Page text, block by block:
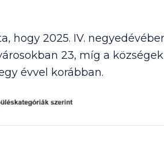
hogy 2025. IV.
23, míg a
évvel korábban.